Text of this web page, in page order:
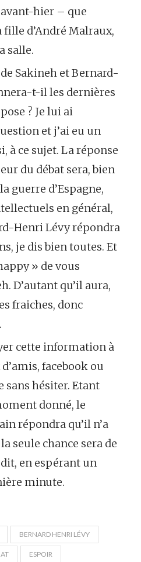
hier – que
d’André Malraux,
salle.
Sakineh et Bernard-
t-il les dernières
? Je lui ai
et j’ai eu un
à ce sujet. La réponse
du débat sera, bien
guerre d’Espagne,
en général,
Henri Lévy répondra
je dis bien toutes. Et
» de vous
D’autant qu’il aura,
fraiches, donc
cette information à
facebook ou
sans hésiter. Etant
donné, le
répondra qu’il n’a
seule chance sera de
en espérant un
minute.
BERNARD HENRI LÉVY
ESPOIR